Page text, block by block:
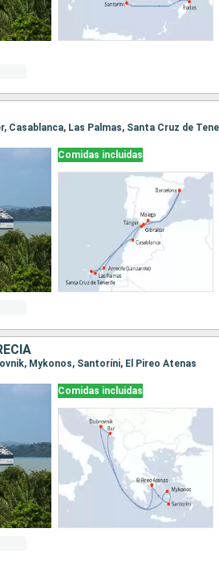
Comidas incluidas
Mykonos, Santoríni, El Pireo Atenas
Comidas incluidas